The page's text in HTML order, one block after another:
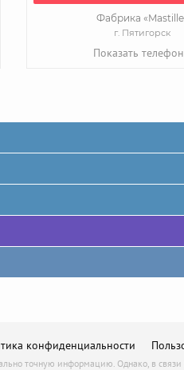
Фабрика
г. Пятигорск
Показать
конфиденциальности
точную информацию. Однако, в связи